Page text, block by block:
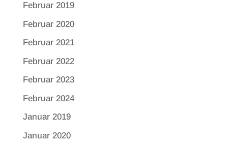
Februar 2019
Februar 2020
Februar 2021
Februar 2022
Februar 2023
Februar 2024
Januar 2019
Januar 2020